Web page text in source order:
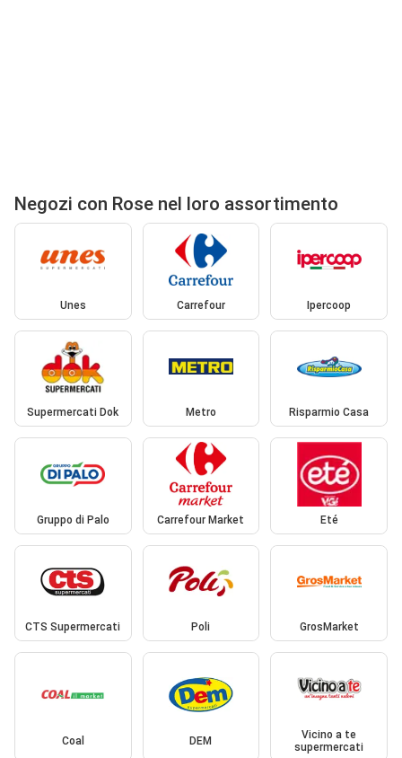
Negozi con Rose nel loro assortimento
Unes Carrefour Ipercoop
Supermercati Dok Metro Risparmio Casa
Gruppo di Palo Carrefour Market Eté
CTS Supermercati Poli GrosMarket
Coal DEM
Vicino a te
supermercati